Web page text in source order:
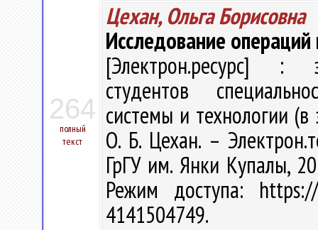
264
полный
текст
Цехан, Ольга Борисовна
Исследование
[Электрон.ресурс] :
студентов
системы и технологии
О. Б. Цехан. –
ГрГУ им. Янки Купалы,
Режим доступа:
4141504749.